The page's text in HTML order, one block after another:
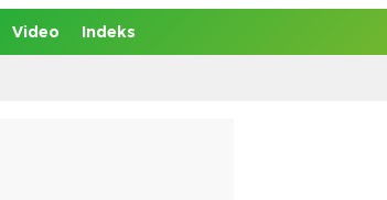
Video Indeks